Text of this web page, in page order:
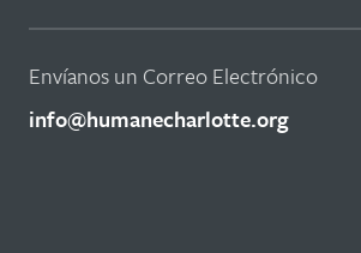
Envíanos un Correo Electrónico
info@humanecharlotte.org